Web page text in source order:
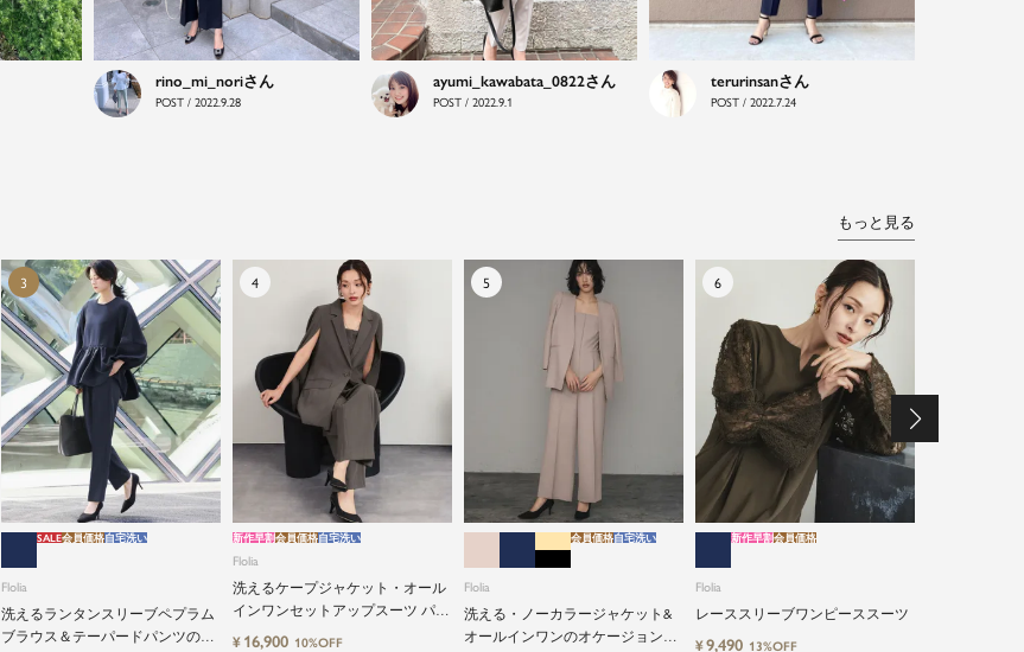
rino_mi_nori
POST / 2022.9.28
ayumi_kawabata_0822
POST / 2022.9.1
terurinsan
POST / 2022.7.24
もっと見る
Flolia
洗えるランタンスリーブペプラム
ブラウス＆テーパードパンツのセ
SALE会員価格自宅洗い
Flolia
洗えるケープジャケット・オール
インワンセットアップスーツ パン
ツドレス
新作早割会員価格自宅洗い
¥ 16,900 10%OFF
Flolia
洗える・ノーカラージャケット&
オールインワンのオケージョン対
会員価格自宅洗い
Flolia
レーススリーブワンピーススーツ
新作早割会員価格
¥9,490 13%OFF